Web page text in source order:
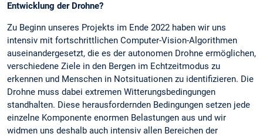
Entwicklung der Drohne?
Zu Beginn unseres Projekts im Ende 2022 haben wir uns
intensiv mit fortschrittlichen Computer-Vision-Algorithmen
auseinandergesetzt, die es der autonomen Drohne ermöglichen,
verschiedene Ziele in den Bergen im Echtzeitmodus zu
erkennen und Menschen in Notsituationen zu identifizieren. Die
Drohne muss dabei extremen Witterungsbedingungen
standhalten. Diese herausfordernden Bedingungen setzen jede
einzelne Komponente enormen Belastungen aus und wir
widmen uns deshalb auch intensiv allen Bereichen der